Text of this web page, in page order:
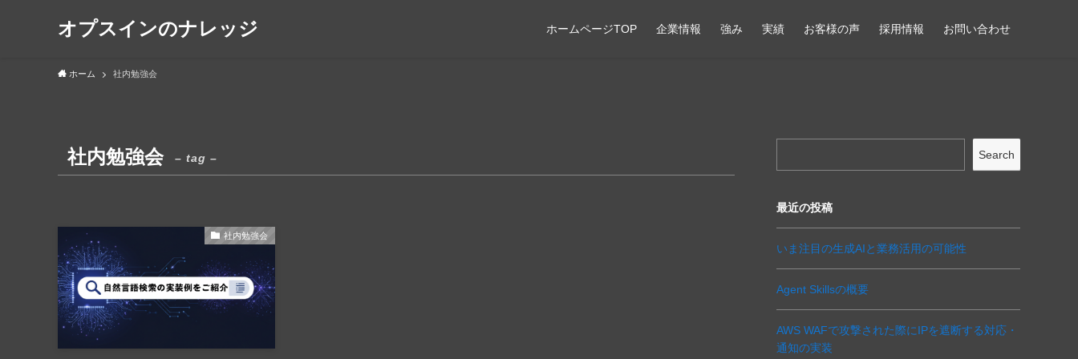
オプスインのナレッジ ホームページTOP 企業情報 強み 実績 お客様の声 採用情報 お問い合わせ
ホーム 社内勉強会
社内勉強会 – tag –
社内勉強会
Search
最近の投稿
いま注目の生成AIと業務活用の可能性
Agent Skillsの概要
AWS WAFで攻撃された際にIPを遮断する対応・
通知の実装